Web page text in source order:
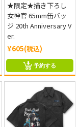
★限定★描き下ろし
女神官 65mm缶バッ
ジ 20th Anniversary V
er.
¥605(税込)
予約する